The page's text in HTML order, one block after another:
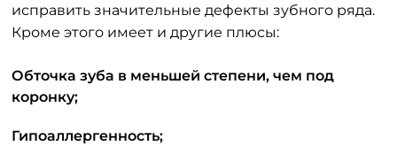
исправить значительные дефекты зубного ряда.
Кроме этого имеет и другие плюсы:
Обточка зуба в меньшей степени, чем под
коронку;
Гипоаллергенность;